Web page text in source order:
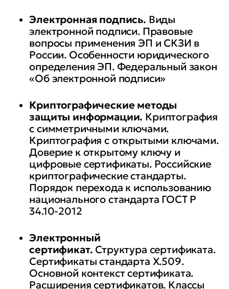
Электронная подпись. Виды
электронной подписи. Правовые
вопросы применения ЭП и СКЗИ в
России. Особенности юридического
определения ЭП. Федеральный закон
«Об электронной подписи»
Криптографические методы
защиты информации. Криптография
с симметричными ключами.
Криптография с открытыми ключами.
Доверие к открытому ключу и
цифровые сертификаты. Российские
криптографические стандарты.
Порядок перехода к использованию
национального стандарта ГОСТ Р
34.10-2012
Электронный
сертификат. Структура сертификата.
Сертификаты стандарта X.509.
Основной контекст сертификата.
Расширения сертификатов. Классы